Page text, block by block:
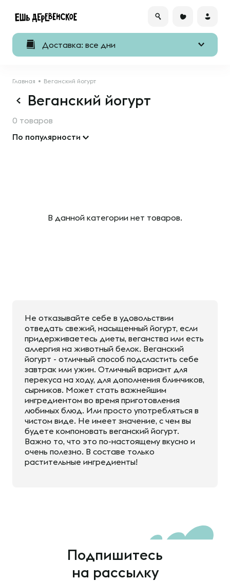
Доставка: все дни
Главная Веганский йогурт
Веганский йогурт
0 товаров
По популярности
В данной категории нет товаров.
Не отказывайте себе в удовольствии
отведать свежий, насыщенный йогурт, если
придерживаетесь диеты, веганства или есть
аллергия на животный белок. Веганский
йогурт - отличный способ подсластить себе
завтрак или ужин. Отличный вариант для
перекуса на ходу, для дополнения блинчиков,
сырников. Может стать важнейшим
ингредиентом во время приготовления
любимых блюд. Или просто употребляться в
чистом виде. Не имеет значение, с чем вы
будете компоновать веганский йогурт.
Важно то, что это по-настоящему вкусно и
очень полезно. В составе только
растительные ингредиенты!
Подпишитесь
на рассылку